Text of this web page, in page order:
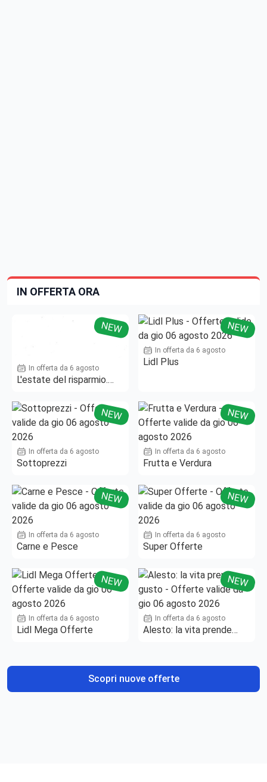
IN OFFERTA ORA
NEW
In offerta da 6 agosto
L'estate del risparmio.
NEW
In offerta da 6 agosto
Lidl Plus
NEW
In offerta da 6 agosto
Sottoprezzi
NEW
In offerta da 6 agosto
Frutta e Verdura
NEW
In offerta da 6 agosto
Carne e Pesce
NEW
In offerta da 6 agosto
Super Offerte
NEW
In offerta da 6 agosto
Lidl Mega Offerte
NEW
In offerta da 6 agosto
Alesto: la vita prende
Scopri nuove offerte